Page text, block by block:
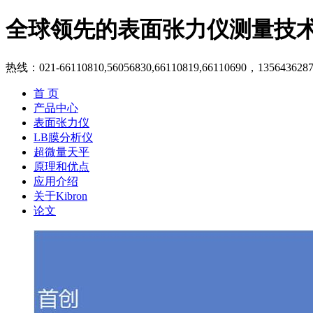
全球领先的表面张力仪测量
热线：021-66110810,56056830,66110819,66110690，
首 页
产品中心
表面张力仪
LB膜分析仪
超微量天平
原理和优点
应用介绍
关于Kibron
论文